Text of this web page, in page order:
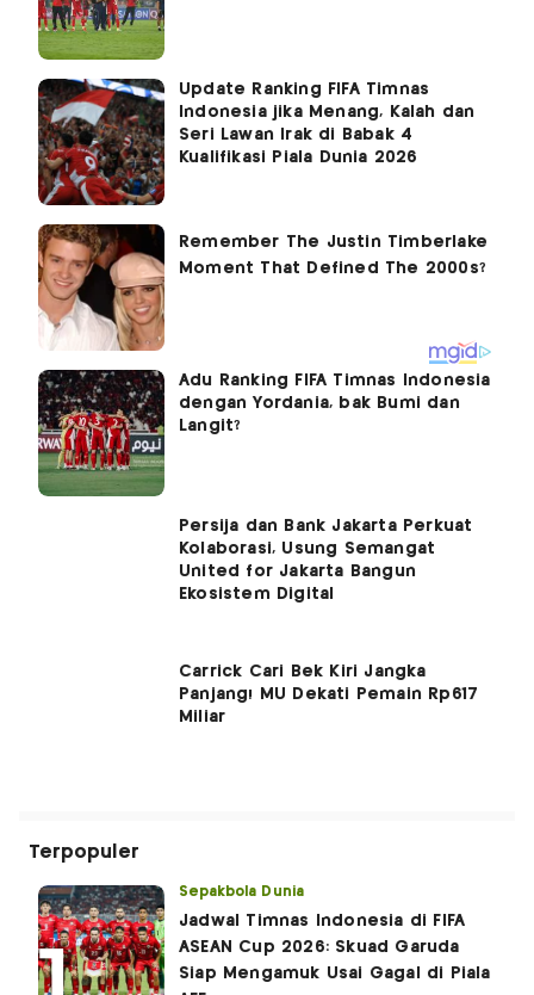
Update Ranking FIFA Timnas
Indonesia jika Menang, Kalah dan
Seri Lawan Irak di Babak 4
Kualifikasi Piala Dunia 2026
Adu Ranking FIFA Timnas Indonesia
dengan Yordania, bak Bumi dan
Langit?
Persija dan Bank Jakarta Perkuat
Kolaborasi, Usung Semangat
United for Jakarta Bangun
Ekosistem Digital
Carrick Cari Bek Kiri Jangka
Panjang! MU Dekati Pemain Rp617
Miliar
Terpopuler
Sepakbola Dunia
Jadwal Timnas Indonesia di FIFA
ASEAN Cup 2026: Skuad Garuda
Siap Mengamuk Usai Gagal di Piala